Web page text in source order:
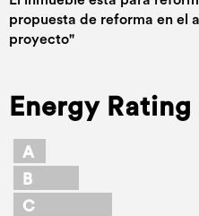
propuesta de reforma en el
proyecto"
Energy Rating
A
B
C